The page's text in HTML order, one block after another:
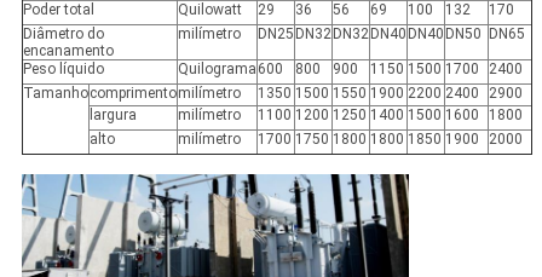
Poder total
Quilowatt 29 36 56 69 100 132
170
Diâmetro do
encanamento
milímetro DN25 DN32 DN32 DN40 DN40 DN50 DN65
Peso líquido Quilograma 600 800 900 1150 1500 1700
2400
Tamanhocomprimentomilímetro 1350 1500 1550 1900 2200 2400
2900
largura
milímetro 1100 1200 1250 1400 1500 1600
1800
alto
milímetro 1700 1750 1800 1800 1850 1900 2000